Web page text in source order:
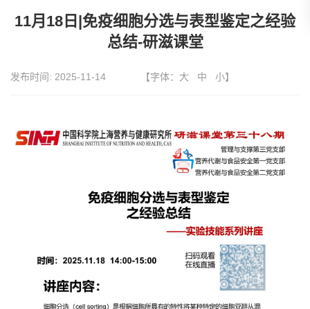
11月18日|免疫细胞分选与表型鉴定之经验
总结-研滋课堂
发布时间: 2025-11-14 【字体： 大 中 小】